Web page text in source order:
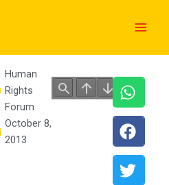
Human
Rights
Forum
October 8,
2013